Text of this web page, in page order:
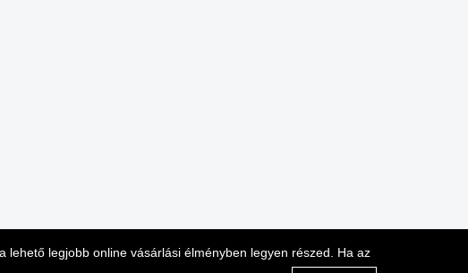
legjobb online vásárlási élményben legyen részed. Ha az